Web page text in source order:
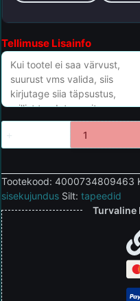
Tellimuse Lisainfo
Tootekood: 4000734809463
sisekujundus Silt: tapeedid
Turvaline